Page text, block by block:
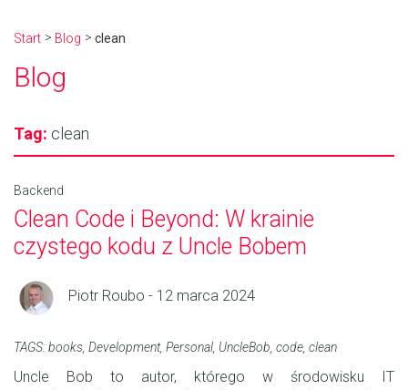
Start Blog clean
Blog
Tag: clean
Backend
Clean Code i Beyond: W krainie
czystego kodu z Uncle Bobem
Piotr Roubo - 12 marca 2024
TAGS:books Development, Personal UncleBob code clean
Uncle Bob to autor, którego w środowisku IT